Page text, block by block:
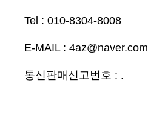
Tel : 010-8304-8008
E-MAIL : 4az@naver.com
통신판매신고번호 : .